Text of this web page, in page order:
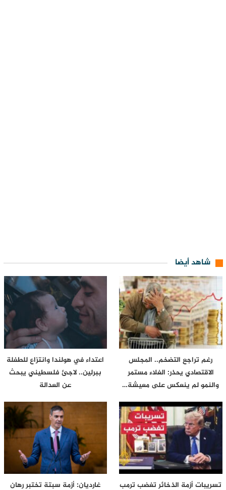
شاهد أيضا
رغم تراجع التضخم.. المجلس
الاقتصادي يحذر: الغلاء مستمر
والنمو لم ينعكس على معيشة…
اعتداء في هولندا وانتزاع للطفلة
ببرلين.. لاجئ فلسطيني يبحث
عن العدالة
تسريبات أزمة الذخائر تغضب ترمب
غارديان: أزمة سبتة تختبر رهان